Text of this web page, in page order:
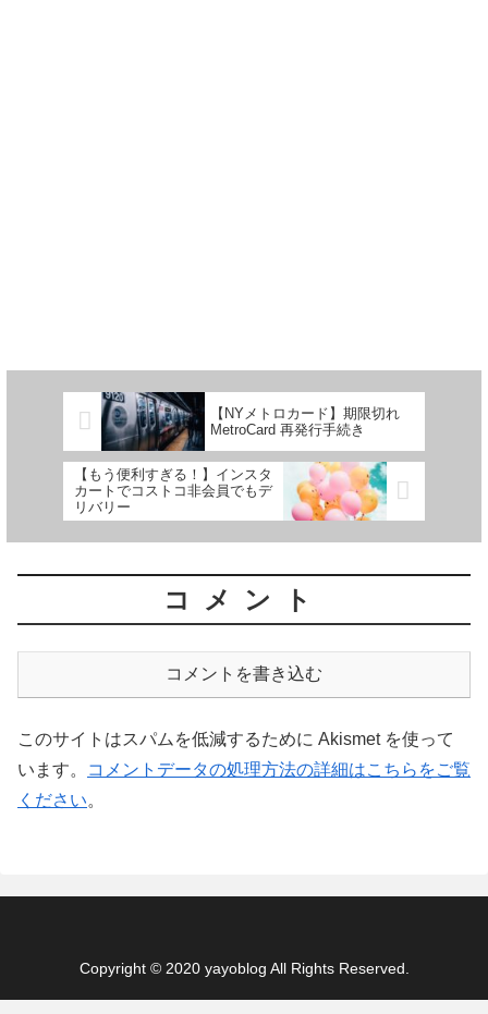
【NYメトロカード】期限切れ
MetroCard 再発行手続き
【もう便利すぎる！】インスタ
カートでコストコ非会員でもデ
リバリー
コメント
コメントを書き込む
このサイトはスパムを低減するために Akismet を使って
います。
コメントデータの処理方法の詳細はこちらをご覧
ください。
Copyright © 2020 yayoblog All Rights Reserved.